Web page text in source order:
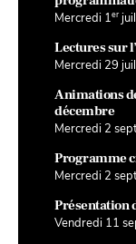
Mercredi 1er
Lectures sur
Mercredi 29
Animations
décembre
Mercredi 2
Programme
Mercredi 2
Présentation
Vendredi 11